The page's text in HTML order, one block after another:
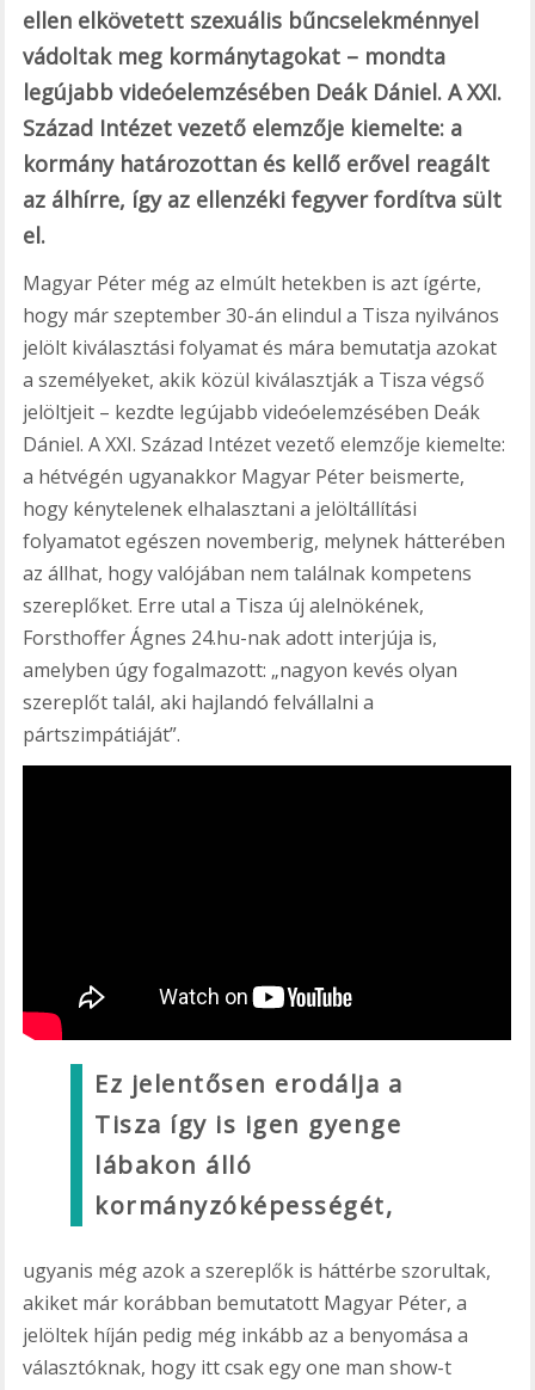
ellen elkövetett szexuális bűncselekménnyel
vádoltak meg kormánytagokat – mondta
legújabb videóelemzésében Deák Dániel. A XXI.
Század Intézet vezető elemzője kiemelte: a
kormány határozottan és kellő erővel reagált
az álhírre, így az ellenzéki fegyver fordítva sült
el.
Magyar Péter még az elmúlt hetekben is azt ígérte,
hogy már szeptember 30-án elindul a Tisza nyilvános
jelölt kiválasztási folyamat és mára bemutatja azokat
a személyeket, akik közül kiválasztják a Tisza végső
jelöltjeit – kezdte legújabb videóelemzésében Deák
Dániel. A XXI. Század Intézet vezető elemzője kiemelte:
a hétvégén ugyanakkor Magyar Péter beismerte,
hogy kénytelenek elhalasztani a jelöltállítási
folyamatot egészen novemberig, melynek hátterében
az állhat, hogy valójában nem találnak kompetens
szereplőket. Erre utal a Tisza új alelnökének,
Forsthoffer Ágnes 24.hu-nak adott interjúja is,
amelyben úgy fogalmazott: „nagyon kevés olyan
szereplőt talál, aki hajlandó felvállalni a
pártszimpátiáját”.
Ez jelentősen erodálja a
Tisza így is igen gyenge
lábakon álló
kormányzóképességét,
ugyanis még azok a szereplők is háttérbe szorultak,
akiket már korábban bemutatott Magyar Péter, a
jelöltek híján pedig még inkább az a benyomása a
választóknak, hogy itt csak egy one man show-t